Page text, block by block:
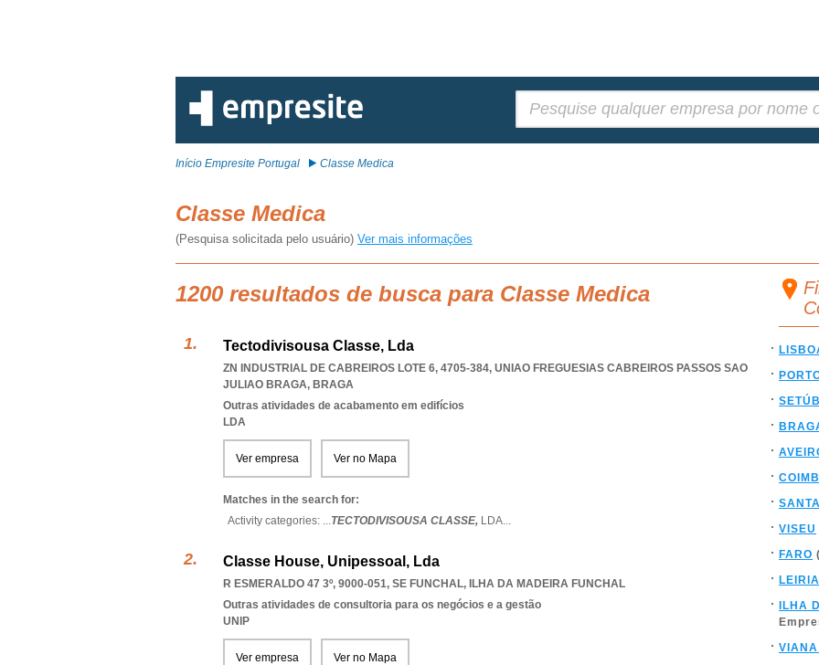
Início Empresite Portugal Classe Medica
Classe Medica
(Pesquisa solicitada pelo usuário) Ver mais informações
1200 resultados de busca para Classe Medica
Tectodivisousa Classe, Lda
ZN INDUSTRIAL DE CABREIROS LOTE 6, 4705-384, UNIAO FREGUESIAS CABREIROS PASSOS SAO
JULIAO BRAGA, BRAGA
Outras atividades de acabamento em edifícios
LDA
Ver empresa Ver no Mapa
Matches in the search for:
Activity categories: ...TECTODIVISOUSA CLASSE, LDA...
Classe House, Unipessoal, Lda
R ESMERALDO 47 3º, 9000-051, SE FUNCHAL, ILHA DA MADEIRA FUNCHAL
Outras atividades de consultoria para os negócios e a gestão
UNIP
Ver empresa Ver no Mapa
VISEU
FARO
LEIRIA
ILHA